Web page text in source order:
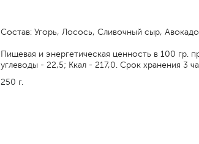
Состав: Угорь, Лосось, Сливочный сыр,
Пищевая и энергетическая ценность в 100 гр.
углеводы - 22,5; Ккал - 217,0. Срок хранения 3
250 г.